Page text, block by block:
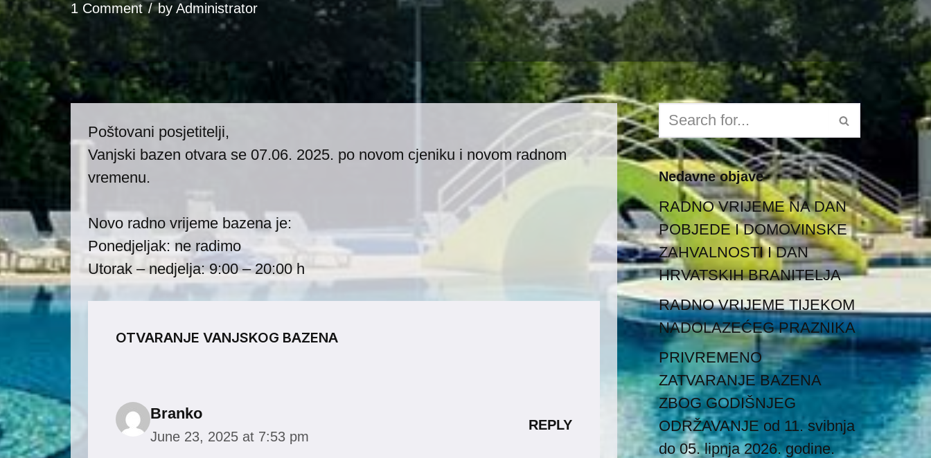
1 Comment by Administrator
Poštovani posjetitelji,
Vanjski bazen otvara se 07.06. 2025. po novom cjeniku i novom radnom
vremenu.
Novo radno vrijeme bazena je:
Ponedjeljak: ne radimo
Utorak – nedjelja: 9:00 – 20:00 h
OTVARANJE VANJSKOG BAZENA
Branko
June 23, 2025 at 7:53 pm
REPLY
Nedavne objave
RADNO VRIJEME NA DAN
POBJEDE I DOMOVINSKE
ZAHVALNOSTI I DAN
HRVATSKIH BRANITELJA
RADNO VRIJEME TIJEKOM
NADOLAZEĆEG PRAZNIKA
PRIVREMENO
ZATVARANJE BAZENA
ZBOG GODIŠNJEG
ODRŽAVANJE od 11. svibnja
do 05. lipnja 2026. godine.